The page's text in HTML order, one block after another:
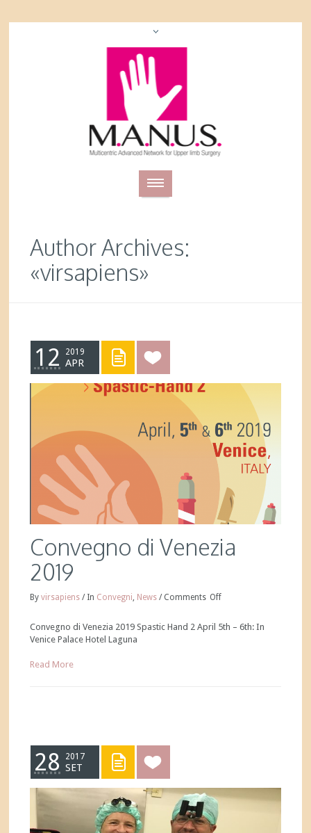
Author Archives:
«virsapiens»
12 2019
APR
Convegno di Venezia
2019
Byvirsapiens / In Convegni, News / Comments Off
Convegno di Venezia 2019 Spastic Hand 2 April 5th – 6th: In
Venice Palace Hotel Laguna
Read More
28 2017
SET